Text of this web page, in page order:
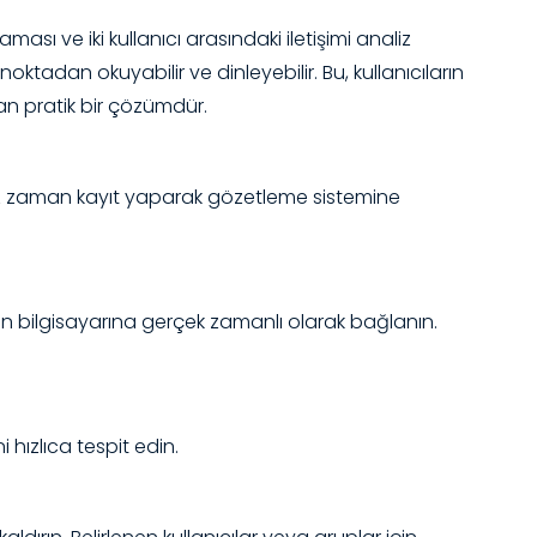
ve iki kullanıcı arasındaki iletişimi analiz
okuyabilir ve dinleyebilir. Bu, kullanıcıların
pratik bir çözümdür.
kayıt yaparak gözetleme sistemine
gerçek zamanlı olarak bağlanın.
hızlıca tespit edin.